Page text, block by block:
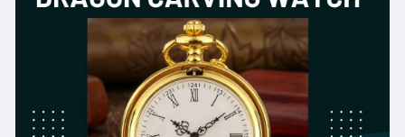
Besuchen Sie uns:https://taschenuhr-
herren.de/p....roducts/dragon-carvi